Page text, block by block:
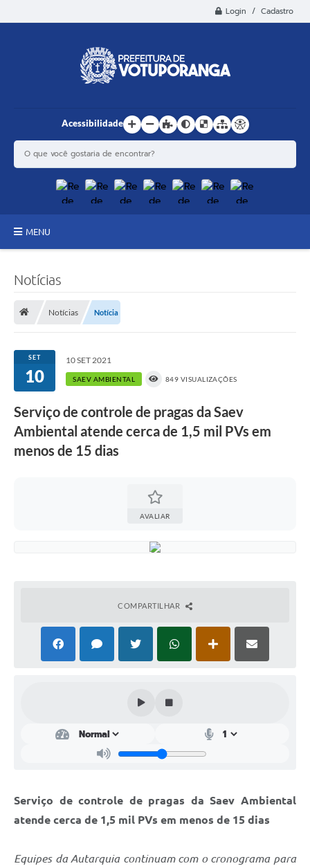
Login / Cadastro
Acessibilidade
MENU
A História
Notícias
Diário Oficial
Prestação de Contas
Perguntas Frequentes
Emprega
Contato
Notícias
Notícias Notícia
SET
10
10 SET 2021
SAEV AMBIENTAL 849 VISUALIZAÇÕES
Serviço de controle de pragas da Saev
Ambiental atende cerca de 1,5 mil PVs em
menos de 15 dias
AVALIAR
COMPARTILHAR
Serviço de controle de pragas da Saev Ambiental
atende cerca de 1,5 mil PVs em menos de 15 dias
Equipes da Autarquia continuam com o cronograma para